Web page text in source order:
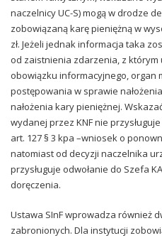
naczelnicy UC-S) mogą w drodze
zobowiązaną karę pieniężną w
zł. Jeżeli jednak informacja taka
od zaistnienia zdarzenia, z
obowiązku informacyjnego, organ
postępowania w sprawie
nałożenia kary pieniężnej.
wydanej przez KNF nie
art. 127 § 3 kpa –wniosek o
natomiast od decyzji naczelnika
przysługuje odwołanie do Szefa
doręczenia.
Ustawa SInF wprowadza również
zabronionych. Dla instytucji